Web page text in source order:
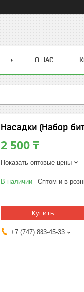
О НАС
Насадки (Набор
2 500 ₸
Показать оптовые цены
В наличии Оптом и в
Купить
+7 (747) 883-45-33